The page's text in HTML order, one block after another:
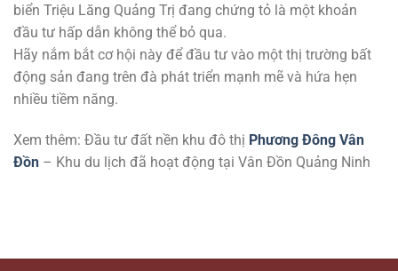
biển Triệu Lăng Quảng Trị đang chứng tỏ là một khoản
đầu tư hấp dẫn không thể bỏ qua.
Hãy nắm bắt cơ hội này để đầu tư vào một thị trường bất
động sản đang trên đà phát triển mạnh mẽ và hứa hẹn
nhiều tiềm năng.
Xem thêm: Đầu tư đất nền khu đô thị Phương Đông Vân
Đồn – Khu du lịch đã hoạt động tại Vân Đồn Quảng Ninh